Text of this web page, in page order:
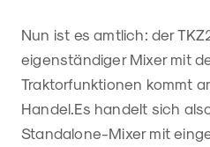
Nun ist es amtlich: der
eigenständiger Mixer mit
Traktorfunktionen kommt
Handel.Es handelt sich
Standalone-Mixer mit